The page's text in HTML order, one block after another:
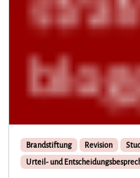
Brandstiftung Revision
Urteil- und